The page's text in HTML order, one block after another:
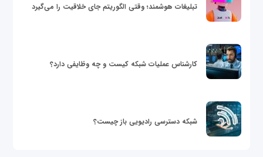
تبلیغات هوشمند؛ وقتی الگوریتم جای خلاقیت را می‌گیرد
کارشناس عملیات شبکه کیست و چه وظایفی دارد؟
شبکه دسترسی رادیویی باز چیست؟